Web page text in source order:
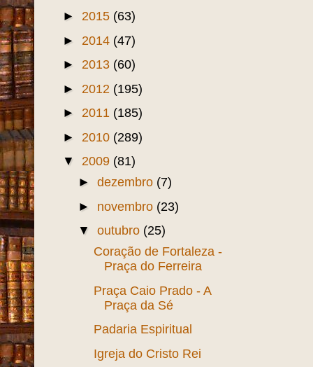
► 2015 (63)
► 2014 (47)
► 2013 (60)
► 2012 (195)
► 2011 (185)
► 2010 (289)
▼ 2009 (81)
► dezembro (7)
► novembro (23)
▼ outubro (25)
Coração de Fortaleza -
Praça do Ferreira
Praça Caio Prado - A
Praça da Sé
Padaria Espiritual
Igreja do Cristo Rei